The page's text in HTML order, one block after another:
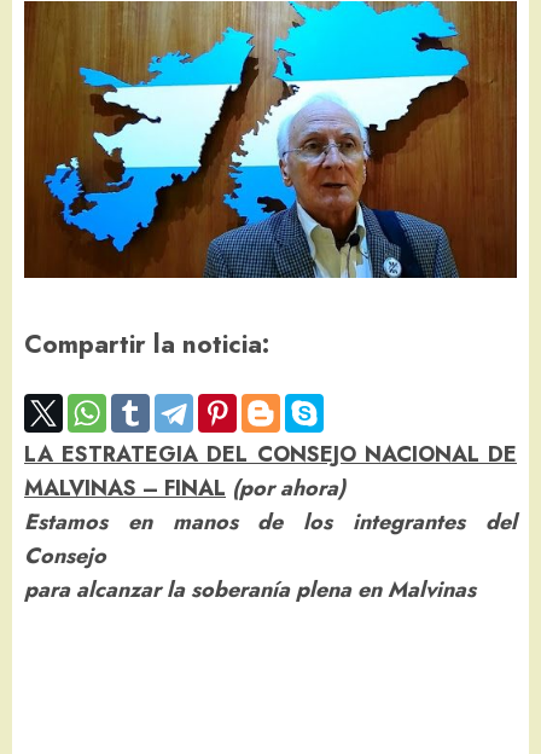
Compartir la noticia:
LA ESTRATEGIA DEL CONSEJO NACIONAL DE
MALVINAS – FINAL (por ahora)
Estamos en manos de los integrantes del
Consejo
para alcanzar la soberanía plena en Malvinas